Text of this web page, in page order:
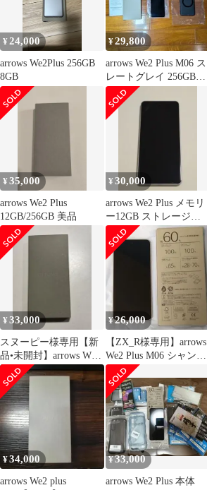
¥24,000
arrows We2Plus 256GB
8GB
¥29,800
arrows We2 Plus M06 ス
レートグレイ 256GB
SIMフリー
¥35,000
arrows We2 Plus
12GB/256GB 美品
¥30,000
arrows We2 Plus メモリ
ー12GB ストレージ
256GB
¥33,000
スヌーピー様専用【新
品•未開封】arrows We2
plus M06
¥26,000
【ZX_R様専用】arrows
We2 Plus M06 シャンパ
ンシルバー
¥34,000
arrows We2 plus
¥33,000
arrows We2 Plus 本体